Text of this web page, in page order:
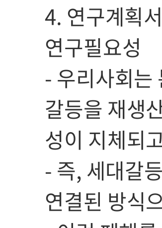
4. 연구계획서
연구필요성
- 우리사회는
갈등을 재생
성이 지체되
- 즉, 세대갈
연결된 방식